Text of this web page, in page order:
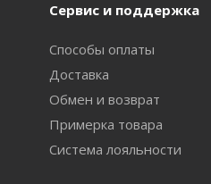
Сервис и поддержка
Способы оплаты
Доставка
Обмен и возврат
Примерка товара
Система лояльности